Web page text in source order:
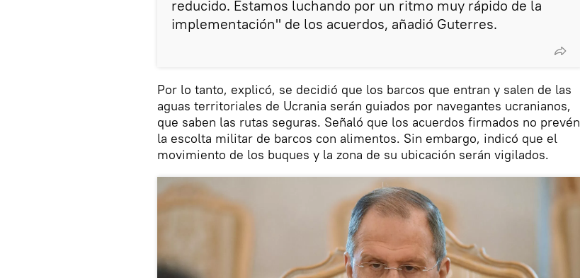
reducido. Estamos luchando por un ritmo muy rápido de la
implementación" de los acuerdos, añadió Guterres.
Por lo tanto, explicó, se decidió que los barcos que entran y salen de las
aguas territoriales de Ucrania serán guiados por navegantes ucranianos,
que saben las rutas seguras. Señaló que los acuerdos firmados no prevén
la escolta militar de barcos con alimentos. Sin embargo, indicó que el
movimiento de los buques y la zona de su ubicación serán vigilados.